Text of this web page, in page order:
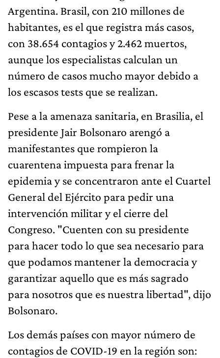
Argentina. Brasil, con 210 millones de
habitantes, es el que registra más casos,
con 38.654 contagios y 2.462 muertos,
aunque los especialistas calculan un
número de casos mucho mayor debido a
los escasos tests que se realizan.
Pese a la amenaza sanitaria, en Brasilia, el
presidente Jair Bolsonaro arengó a
manifestantes que rompieron la
cuarentena impuesta para frenar la
epidemia y se concentraron ante el Cuartel
General del Ejército para pedir una
intervención militar y el cierre del
Congreso. "Cuenten con su presidente
para hacer todo lo que sea necesario para
que podamos mantener la democracia y
garantizar aquello que es más sagrado
para nosotros que es nuestra libertad", dijo
Bolsonaro.
Los demás países con mayor número de
contagios de COVID-19 en la región son: